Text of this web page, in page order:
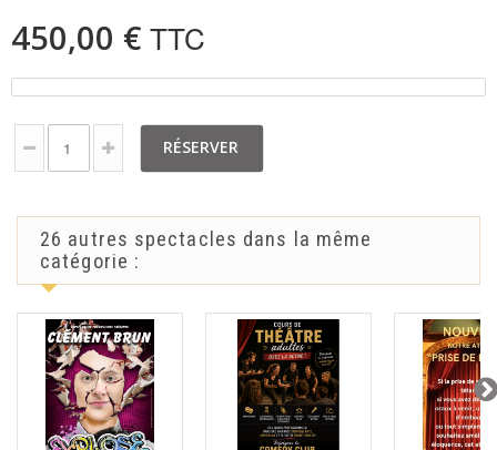
450,00 € TTC
RÉSERVER
26 autres spectacles dans la même
catégorie :